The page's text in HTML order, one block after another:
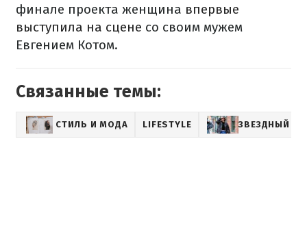
финале проекта женщина впервые
выступила на сцене со своим мужем
Евгением Котом.
Связанные темы:
СТИЛЬ И МОДА LIFESTYLE ЗВЕЗДНЫЙ